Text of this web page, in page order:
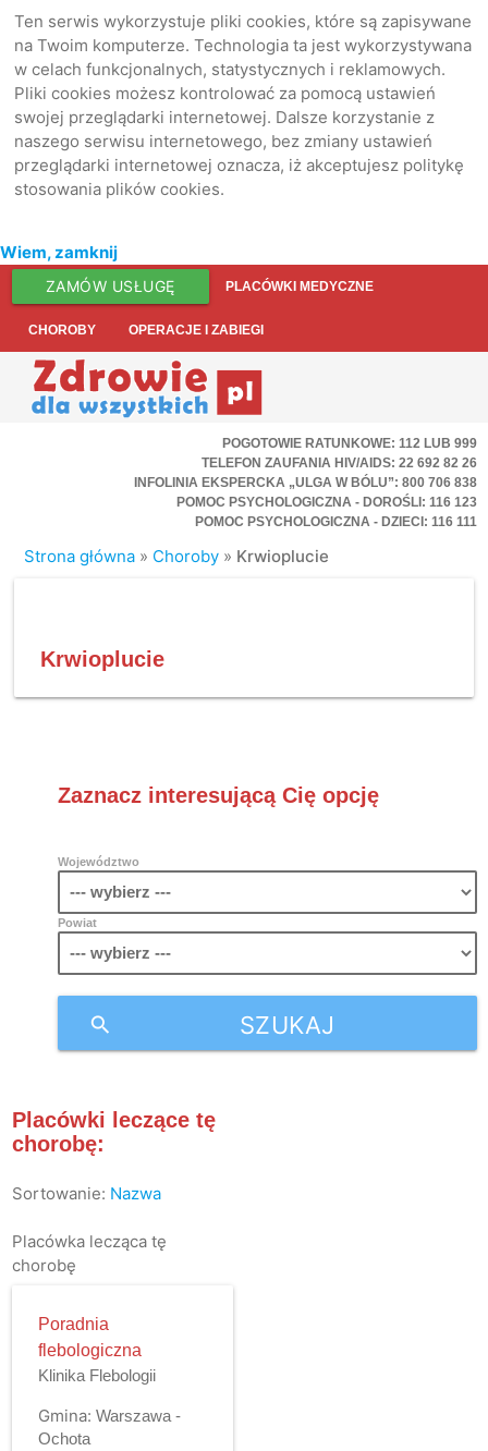
Ten serwis wykorzystuje pliki cookies, które są zapisywane
na Twoim komputerze. Technologia ta jest wykorzystywana
w celach funkcjonalnych, statystycznych i reklamowych.
Pliki cookies możesz kontrolować za pomocą ustawień
swojej przeglądarki internetowej. Dalsze korzystanie z
naszego serwisu internetowego, bez zmiany ustawień
przeglądarki internetowej oznacza, iż akceptujesz politykę
stosowania plików cookies.
Wiem, zamknij
ZAMÓW USŁUGĘ PLACÓWKI MEDYCZNE
CHOROBY OPERACJE I ZABIEGI
POGOTOWIE RATUNKOWE: 112 LUB 999
TELEFON ZAUFANIA HIV/AIDS: 22 692 82 26
INFOLINIA EKSPERCKA „ULGA W BÓLU”: 800 706 838
POMOC PSYCHOLOGICZNA - DOROŚLI: 116 123
POMOC PSYCHOLOGICZNA - DZIECI: 116 111
Strona główna » Choroby » Krwioplucie
Krwioplucie
Zaznacz interesującą Cię opcję
Województwo
Powiat
SZUKAJ
search
Placówki leczące tę
chorobę:
Sortowanie: Nazwa
Placówka lecząca tę
chorobę
Poradnia
flebologiczna
Klinika Flebologii
Gmina: Warszawa -
Ochota